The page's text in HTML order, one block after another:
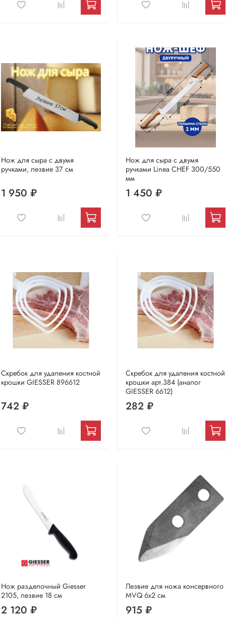
Нож для сыра с двумя
ручками, лезвие 37 см
1 950 ₽
Нож для сыра с двумя
ручками Linea CHEF 300/550
мм
1 450 ₽
Скребок для удаления костной
крошки GIESSER 896612
742 ₽
Скребок для удаления костной
крошки арт.384 (аналог
GIESSER 6612)
282 ₽
Нож разделочный Giesser
2105, лезвие 18 см
2 120 ₽
Лезвие для ножа консервного
MVQ 6х2 см
915 ₽